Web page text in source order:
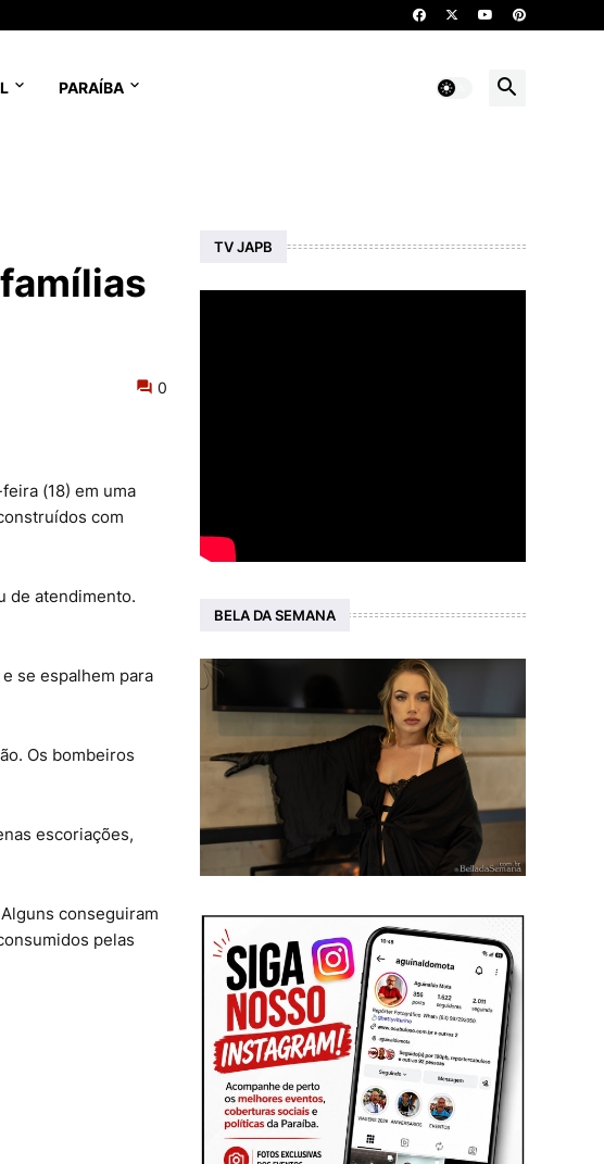
PARAÍBA
0
(18) em uma
com
de atendimento.
se espalhem para
Os bombeiros
escoriações,
conseguiram
pelas
TV JAPB
BELA DA SEMANA